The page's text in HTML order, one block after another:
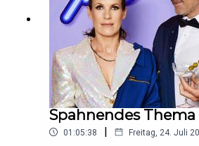
Spahnendes Thema
01:05:38 | Freitag, 24. Juli